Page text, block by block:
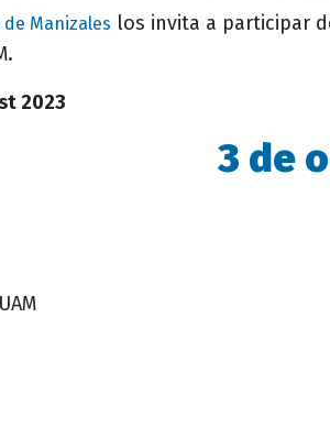
Manizales los invita a participar
2023
3 de